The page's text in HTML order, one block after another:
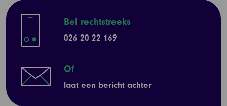
Bel rechtstreeks
026 20 22 169
Of
laat een bericht achter